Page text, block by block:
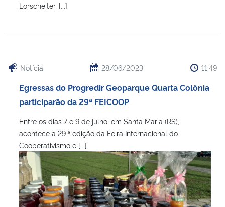
Lorscheiter, [...]
Notícia 28/06/2023 11:49
Egressas do Progredir Geoparque Quarta Colônia
participarão da 29ª FEICOOP
Entre os dias 7 e 9 de julho, em Santa Maria (RS),
acontece a 29.ª edição da Feira Internacional do
Cooperativismo e [...]